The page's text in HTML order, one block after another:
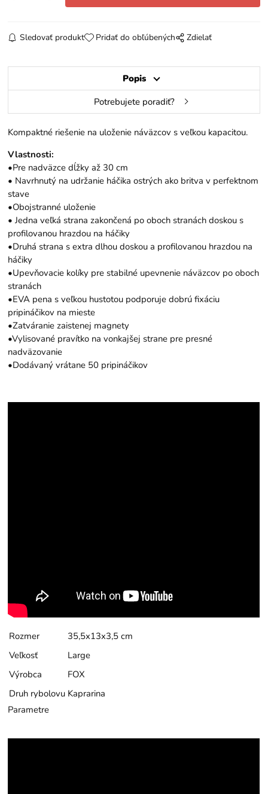
Sledovať produkt Pridať do obľúbených Zdielať
Popis
Potrebujete poradiť?
Kompaktné riešenie na uloženie náväzcov s veľkou kapacitou.
Vlastnosti:
•Pre nadväzce dĺžky až 30 cm
• Navrhnutý na udržanie háčika ostrých ako britva v perfektnom
stave
•Obojstranné uloženie
• Jedna veľká strana zakončená po oboch stranách doskou s
profilovanou hrazdou na háčiky
•Druhá strana s extra dlhou doskou a profilovanou hrazdou na
háčiky
•Upevňovacie kolíky pre stabilné upevnenie náväzcov po oboch
stranách
•EVA pena s veľkou hustotou podporuje dobrú fixáciu
pripináčikov na mieste
•Zatváranie zaistenej magnety
•Vylisované pravítko na vonkajšej strane pre presné
nadväzovanie
•Dodávaný vrátane 50 pripináčikov
Rozmer
35,5x13x3,5 cm
Veľkosť
Large
Výrobca
FOX
Druh rybolovu Kaprarina
Parametre